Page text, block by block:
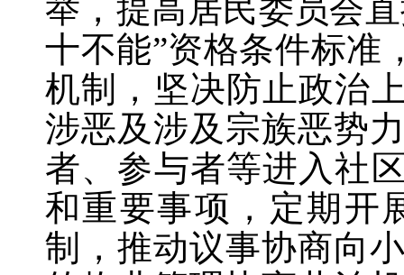
举，提高居民委员会
十不能”资格条件标准
机制，坚决防止政治
涉恶及涉及宗族恶势
者、参与者等进入社
和重要事项，定期开
制，推动议事协商向